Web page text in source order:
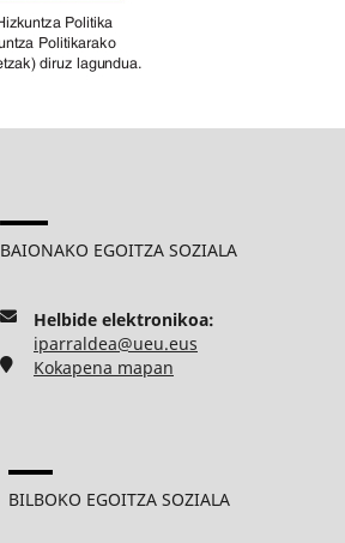
BAIONAKO EGOITZA SOZIALA
Helbide elektronikoa:
iparraldea@ueu.eus
Kokapena mapan
BILBOKO EGOITZA SOZIALA